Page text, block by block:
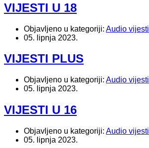
VIJESTI U 18
Objavljeno u kategoriji: Audio vijesti
05. lipnja 2023.
VIJESTI PLUS
Objavljeno u kategoriji: Audio vijesti
05. lipnja 2023.
VIJESTI U 16
Objavljeno u kategoriji: Audio vijesti
05. lipnja 2023.